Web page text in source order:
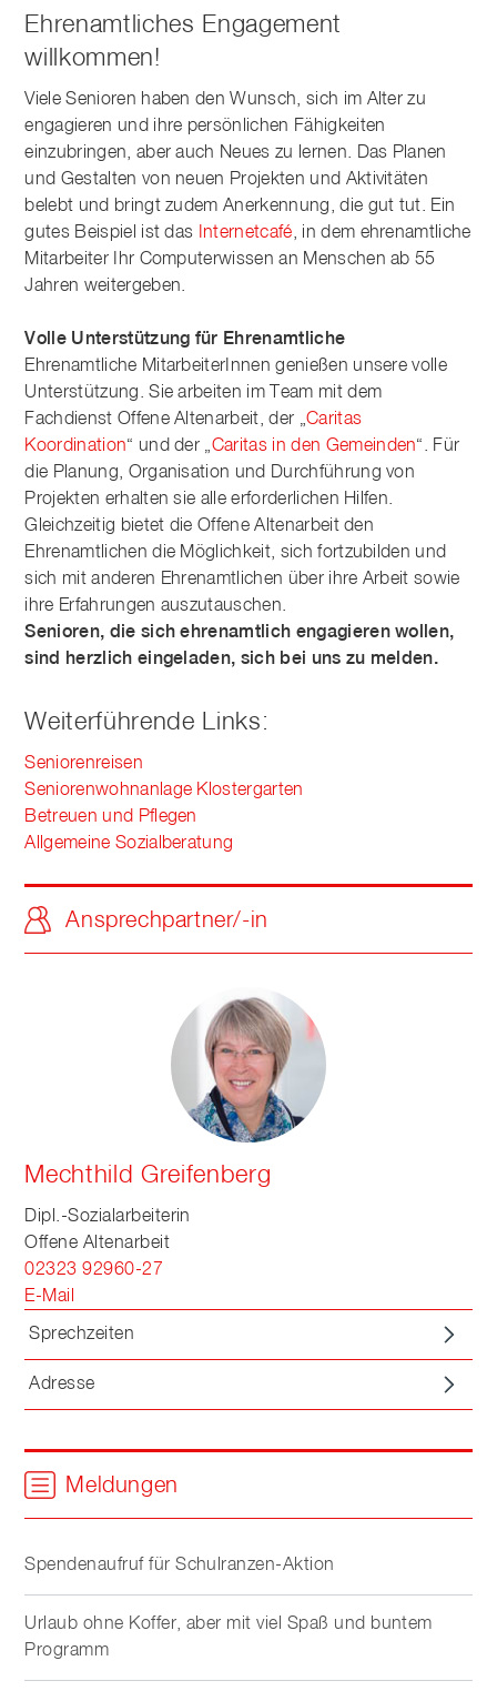
Ehrenamtliches Engagement
willkommen!
Viele Senioren haben den Wunsch, sich im Alter zu
engagieren und ihre persönlichen Fähigkeiten
einzubringen, aber auch Neues zu lernen. Das Planen
und Gestalten von neuen Projekten und Aktivitäten
belebt und bringt zudem Anerkennung, die gut tut. Ein
gutes Beispiel ist das Internetcafé, in dem ehrenamtliche
Mitarbeiter Ihr Computerwissen an Menschen ab 55
Jahren weitergeben.
Volle Unterstützung für Ehrenamtliche
Ehrenamtliche MitarbeiterInnen genießen unsere volle
Unterstützung. Sie arbeiten im Team mit dem
Fachdienst Offene Altenarbeit, der „Caritas
Koordination“ und der „Caritas in den Gemeinden“. Für
die Planung, Organisation und Durchführung von
Projekten erhalten sie alle erforderlichen Hilfen.
Gleichzeitig bietet die Offene Altenarbeit den
Ehrenamtlichen die Möglichkeit, sich fortzubilden und
sich mit anderen Ehrenamtlichen über ihre Arbeit sowie
ihre Erfahrungen auszutauschen.
Senioren, die sich ehrenamtlich engagieren wollen,
sind herzlich eingeladen, sich bei uns zu melden.
Weiterführende Links:
Seniorenreisen
Seniorenwohnanlage Klostergarten
Betreuen und Pflegen
Allgemeine Sozialberatung
Ansprechpartner/-in
Mechthild Greifenberg
Dipl.-Sozialarbeiterin
Offene Altenarbeit
02323 92960-27
E-Mail
Sprechzeiten
Adresse
Meldungen
Spendenaufruf für Schulranzen-Aktion
Urlaub ohne Koffer, aber mit viel Spaß und buntem
Programm